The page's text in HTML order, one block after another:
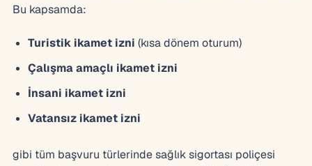
Bu kapsamda:
Turistik ikamet izni (kısa dönem oturum)
Çalışma amaçlı ikamet izni
İnsani ikamet izni
Vatansız ikamet izni
gibi tüm başvuru türlerinde sağlık sigortası poliçesi